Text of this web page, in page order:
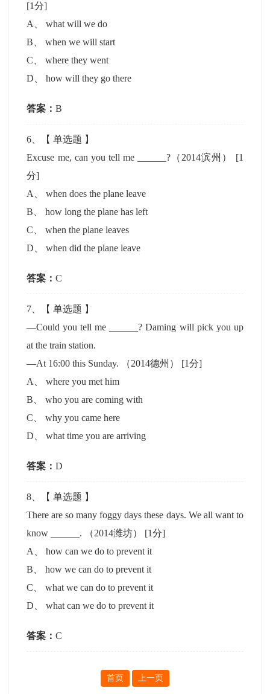
[1分]
A
、what will we do
B 、when we will start
C 、where they went
D 、how will they go there
答案：B
6 、【单选题 】
Excuse me, can you tell me ______?（2014滨州） [1
分]
A
、when does the plane leave
B 、how long the plane has left
C 、when the plane leaves
D 、when did the plane leave
答案：C
7 、【单选题 】
—Could you tell me ______? Daming will pick you up
at the train station.
—At 16:00 this Sunday. （2014德州） [1分]
A
、where you met him
B 、who you are coming with
C 、why you came here
D 、what time you are arriving
答案：D
8 、【单选题 】
There are so many foggy days these days. We all want to
know ______. （2014潍坊） [1分]
A
、how can we do to prevent it
B 、how we can do to prevent it
C 、what we can do to prevent it
D 、what can we do to prevent it
答案：C
首页 上一页